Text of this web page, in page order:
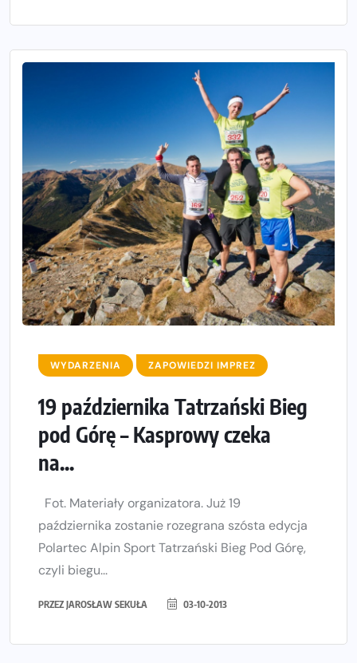
WYDARZENIA ZAPOWIEDZI IMPREZ
19 października Tatrzański Bieg
pod Górę – Kasprowy czeka
na...
Fot. Materiały organizatora. Już 19
października zostanie rozegrana szósta edycja
Polartec Alpin Sport Tatrzański Bieg Pod Górę,
czyli biegu...
PRZEZ JAROSŁAW SEKUŁA 03-10-2013